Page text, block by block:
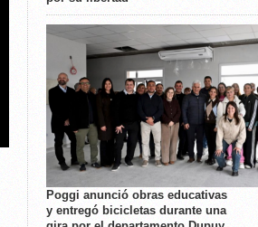
Poggi anunció obras educativas
y entregó bicicletas durante una